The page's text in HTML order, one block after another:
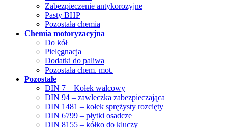
Zabezpieczenie antykorozyjne
Pasty BHP
Pozostała chemia
Chemia motoryzacyjna
Do kół
Pielęgnacja
Dodatki do paliwa
Pozostała chem. mot.
Pozostałe
DIN 7 – Kołek walcowy
DIN 94 – zawleczka zabezpieczająca
DIN 1481 – kołek sprężysty rozcięty
DIN 6799 – płytki osadcze
DIN 8155 – kółko do kluczy